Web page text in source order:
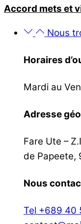
Accord mets et
Nous
Horaires
Mardi au
Adresse
Fare Ute –
de Papeete,
Nous
Tel +689 40